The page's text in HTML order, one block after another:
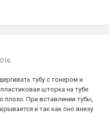
тубу с тонером и
шторка на тубе
плохо. При вставлении тубы,
и так как оно внизу